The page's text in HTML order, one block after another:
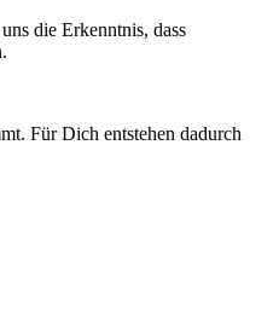
die Erkenntnis, dass
Für Dich entstehen dadurch